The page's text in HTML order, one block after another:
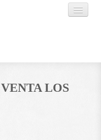
LOS